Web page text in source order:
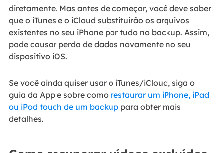
diretamente. Mas antes de começar, você deve saber
que o iTunes e o iCloud substituirão os arquivos
existentes no seu iPhone por tudo no backup. Assim,
pode causar perda de dados novamente no seu
dispositivo iOS.
Se você ainda quiser usar o iTunes/iCloud, siga o
guia da Apple sobre como restaurar um iPhone, iPad
ou iPod touch de um backuppara obter mais
detalhes.